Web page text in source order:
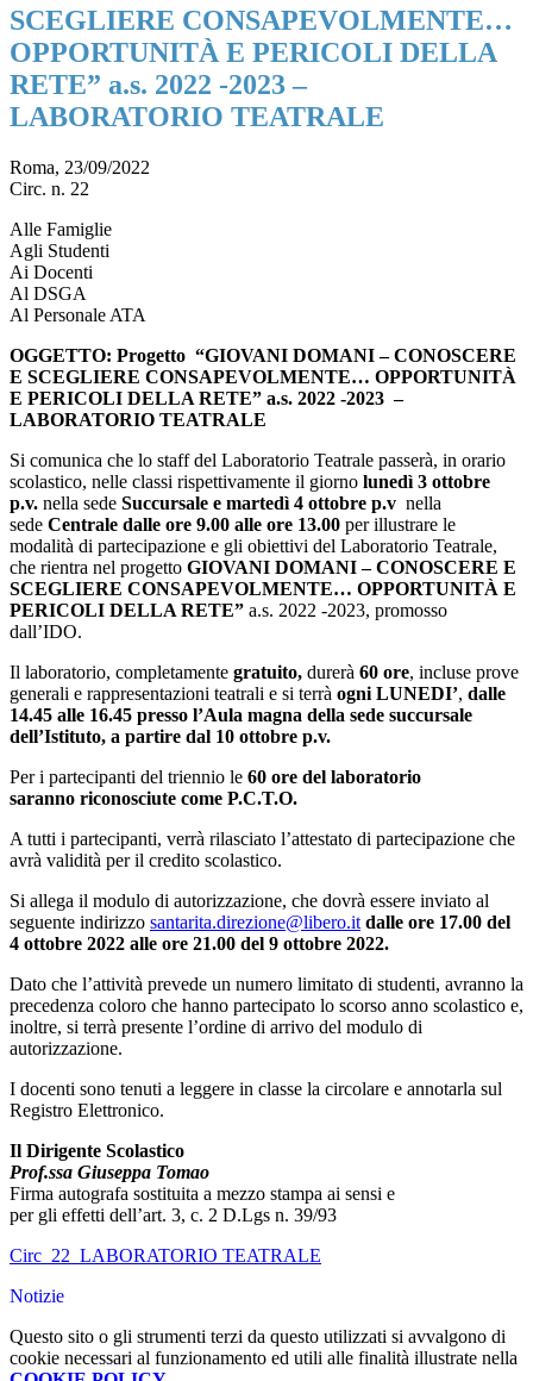
SCEGLIERE CONSAPEVOLMENTE…
OPPORTUNITÀ E PERICOLI DELLA
RETE” a.s. 2022 -2023 –
LABORATORIO TEATRALE
Roma, 23/09/2022
Circ. n. 22
Alle Famiglie
Agli Studenti
Ai Docenti
Al DSGA
Al Personale ATA
OGGETTO: Progetto “GIOVANI DOMANI – CONOSCERE
E SCEGLIERE CONSAPEVOLMENTE… OPPORTUNITÀ
E PERICOLI DELLA RETE” a.s. 2022 -2023 –
LABORATORIO TEATRALE
Si comunica che lo staff del Laboratorio Teatrale passerà, in orario
scolastico, nelle classi rispettivamente il giorno lunedì 3 ottobre
p.v. nella sede Succursale e martedì 4 ottobre p.v nella
sede Centrale dalle ore 9.00 alle ore 13.00 per illustrare le
modalità di partecipazione e gli obiettivi del Laboratorio Teatrale,
che rientra nel progetto GIOVANI DOMANI – CONOSCERE E
SCEGLIERE CONSAPEVOLMENTE… OPPORTUNITÀ E
PERICOLI DELLA RETE” a.s. 2022 -2023, promosso
dall’IDO.
Il laboratorio, completamente gratuito, durerà 60 ore, incluse prove
generali e rappresentazioni teatrali e si terrà ogni LUNEDI’, dalle
14.45 alle 16.45 presso l’Aula magna della sede succursale
dell’Istituto, a partire dal 10 ottobre p.v.
Per i partecipanti del triennio le 60 ore del laboratorio
saranno riconosciute come P.C.T.O.
A tutti i partecipanti, verrà rilasciato l’attestato di partecipazione che
avrà validità per il credito scolastico.
Si allega il modulo di autorizzazione, che dovrà essere inviato al
seguente indirizzo santarita.direzione@libero.it dalle ore 17.00 del
4 ottobre 2022 alle ore 21.00 del 9 ottobre 2022.
Dato che l’attività prevede un numero limitato di studenti, avranno la
precedenza coloro che hanno partecipato lo scorso anno scolastico e,
inoltre, si terrà presente l’ordine di arrivo del modulo di
autorizzazione.
I docenti sono tenuti a leggere in classe la circolare e annotarla sul
Registro Elettronico.
Il Dirigente Scolastico
Prof.ssa Giuseppa Tomao
Firma autografa sostituita a mezzo stampa ai sensi e
per gli effetti dell’art. 3, c. 2 D.Lgs n. 39/93
Circ_22_LABORATORIO TEATRALE
Notizie
Questo sito o gli strumenti terzi da questo utilizzati si avvalgono di
cookie necessari al funzionamento ed utili alle finalità illustrate nella